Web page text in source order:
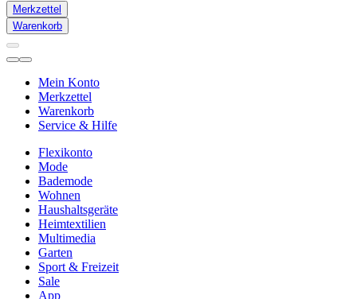
Merkzettel
Warenkorb
Mein Konto
Merkzettel
Warenkorb
Service & Hilfe
Flexikonto
Mode
Bademode
Wohnen
Haushaltsgeräte
Heimtextilien
Multimedia
Garten
Sport & Freizeit
Sale
App